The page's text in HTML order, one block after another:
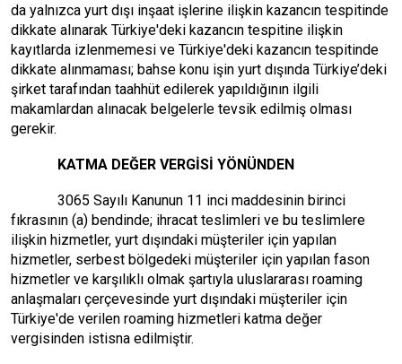
da yalnızca yurt dışı inşaat işlerine ilişkin kazancın tespitinde
dikkate alınarak Türkiye'deki kazancın tespitine ilişkin
kayıtlarda izlenmemesi ve Türkiye'deki kazancın tespitinde
dikkate alınmaması; bahse konu işin yurt dışında Türkiye’deki
şirket tarafından taahhüt edilerek yapıldığının ilgili
makamlardan alınacak belgelerle tevsik edilmiş olması
gerekir.
KATMA DEĞER VERGİSİ YÖNÜNDEN
3065 Sayılı Kanunun 11 inci maddesinin birinci
fıkrasının (a) bendinde; ihracat teslimleri ve bu teslimlere
ilişkin hizmetler, yurt dışındaki müşteriler için yapılan
hizmetler, serbest bölgedeki müşteriler için yapılan fason
hizmetler ve karşılıklı olmak şartıyla uluslararası roaming
anlaşmaları çerçevesinde yurt dışındaki müşteriler için
Türkiye'de verilen roaming hizmetleri katma değer
vergisinden istisna edilmiştir.